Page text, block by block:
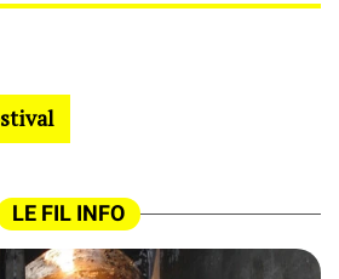
LE FIL INFO